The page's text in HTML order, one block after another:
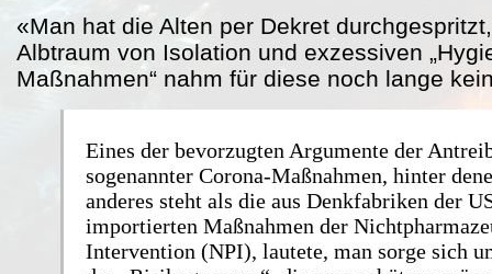
«Man hat die Alten per Dekret
Albtraum von Isolation und exzessiven
Maßnahmen“ nahm für diese noch lange
Eines der bevorzugten Argumente der
sogenannter Corona-Maßnahmen, hinter
anderes steht als die aus Denkfabriken der
importierten Maßnahmen der
Intervention (NPI), lautete, man sorge sich